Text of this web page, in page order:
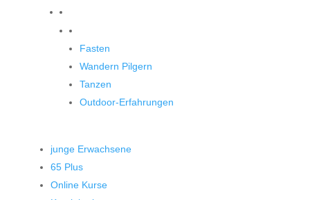
Fasten
Wandern Pilgern
Tanzen
Outdoor-Erfahrungen
junge Erwachsene
65 Plus
Online Kurse